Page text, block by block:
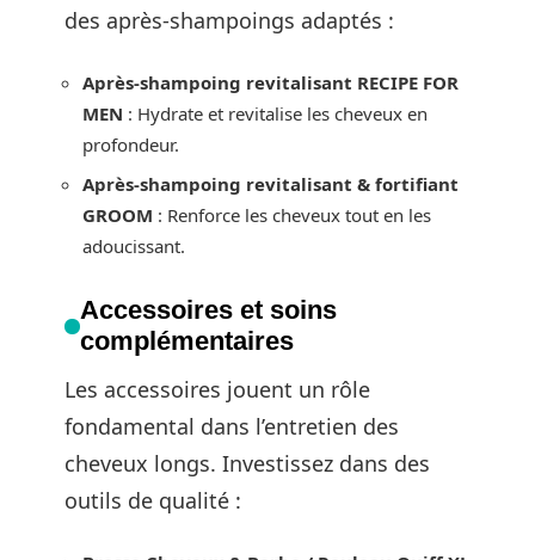
des après-shampoings adaptés :
Après-shampoing revitalisant RECIPE FOR
MEN : Hydrate et revitalise les cheveux en
profondeur.
Après-shampoing revitalisant & fortifiant
GROOM : Renforce les cheveux tout en les
adoucissant.
Accessoires et soins
complémentaires
Les accessoires jouent un rôle
fondamental dans l’entretien des
cheveux longs. Investissez dans des
outils de qualité :